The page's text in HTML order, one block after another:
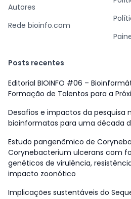
Autores
Rede bioinfo.com
Posts recentes
Editorial BIOINFO #06 –
Formação de Talentos para a
Desafios e impactos da pesquisa
bioinformatas para uma década
Estudo pangenômico de
Corynebacterium ulcerans com
genéticos de virulência,
impacto zoonótico
Implicações sustentáveis do